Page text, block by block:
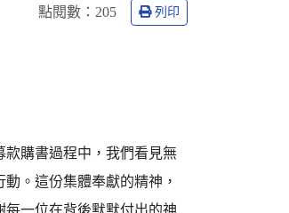
點閱數： 205 列印
購書過程中，我們看見無
。這份集體奉獻的精神，
一位在背後默默付出的神